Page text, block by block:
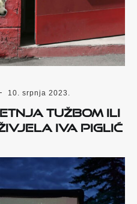
10. srpnja 2023.
tužbom ili
Iva Piglić